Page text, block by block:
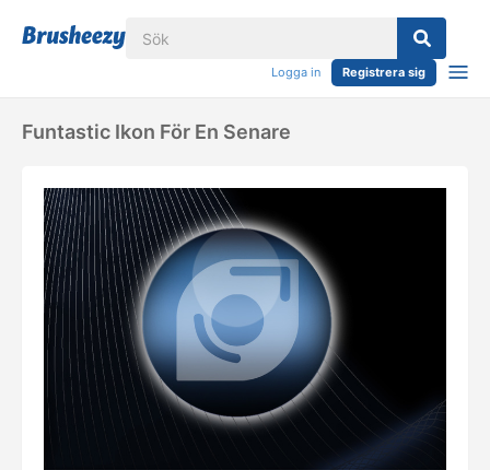
Logga in Registrera sig
Funtastic Ikon För En Senare